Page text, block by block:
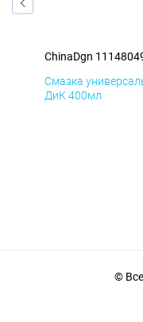
ChinaDgn
Смазка
ДиК 400мл
©